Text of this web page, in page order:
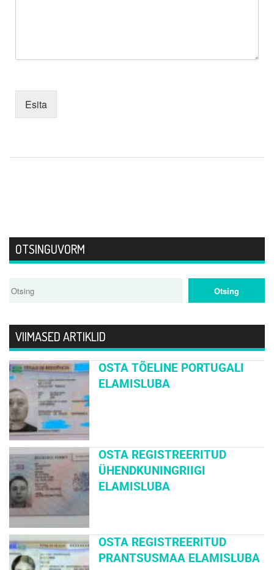
Esita
OTSINGUVORM
VIIMASED ARTIKLID
OSTA TÕELINE PORTUGALI
ELAMISLUBA
OSTA REGISTREERITUD
ÜHENDKUNINGRIIGI
ELAMISLUBA
OSTA REGISTREERITUD
PRANTSUSMAA ELAMISLUBA